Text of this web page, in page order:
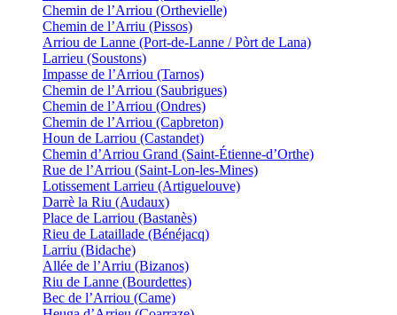
Chemin de l’Arriou (Orthevielle)
Chemin de l’Arriu (Pissos)
Arriou de Lanne (Port-de-Lanne / Pòrt de Lana)
Larrieu (Soustons)
Impasse de l’Arriou (Tarnos)
Chemin de l’Arriou (Saubrigues)
Chemin de l’Arriou (Ondres)
Chemin de l’Arriou (Capbreton)
Houn de Larriou (Castandet)
Chemin d’Arriou Grand (Saint-Étienne-d’Orthe)
Rue de l’Arriou (Saint-Lon-les-Mines)
Lotissement Larrieu (Artiguelouve)
Darrè la Riu (Audaux)
Place de Larriou (Bastanès)
Rieu de Lataillade (Bénéjacq)
Larriu (Bidache)
Allée de l’Arriu (Bizanos)
Riu de Lanne (Bourdettes)
Bec de l’Arriou (Came)